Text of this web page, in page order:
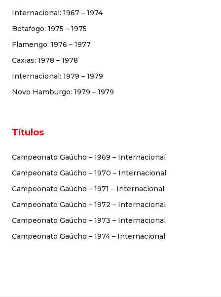
Internacional: 1967 – 1974
Botafogo: 1975 – 1975
Flamengo: 1976 – 1977
Caxias: 1978 – 1978
Internacional: 1979 – 1979
Novo Hamburgo: 1979 – 1979
Títulos
Campeonato Gaúcho – 1969 – Internacional
Campeonato Gaúcho – 1970 – Internacional
Campeonato Gaúcho – 1971 – Internacional
Campeonato Gaúcho – 1972 – Internacional
Campeonato Gaúcho – 1973 – Internacional
Campeonato Gaúcho – 1974 – Internacional